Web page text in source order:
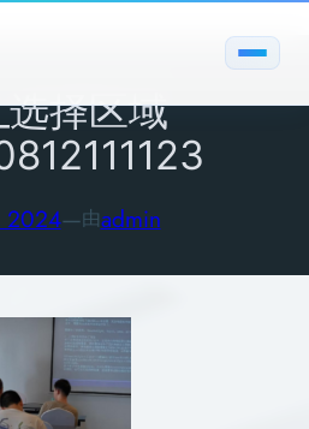
选择区域
2024—由admin